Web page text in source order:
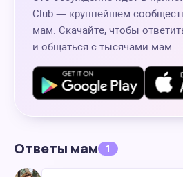
Club — крупнейшем
мам. Скачайте, чтобы
и общаться с тысячами мам.
Ответы мам 1